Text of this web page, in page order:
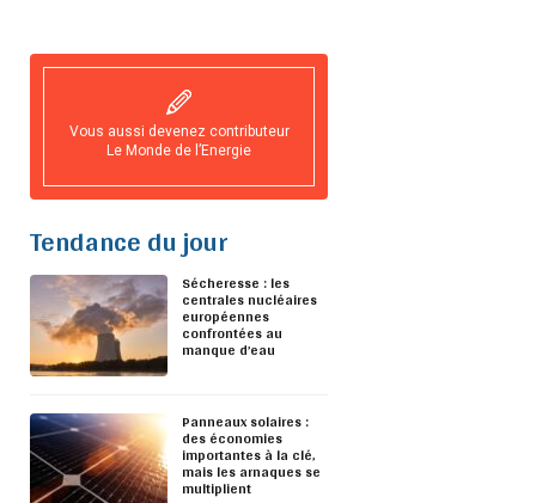
Vous aussi devenez contributeur
Le Monde de l’Energie
Tendance du jour
Sécheresse : les
centrales nucléaires
européennes
confrontées au
manque d’eau
Panneaux solaires :
des économies
importantes à la clé,
mais les arnaques se
multiplient